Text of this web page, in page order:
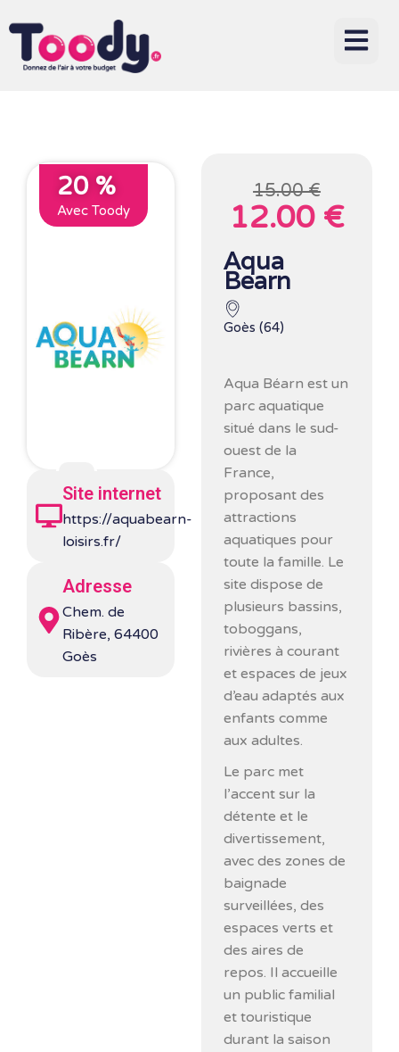
20 %
Avec Toody
Site internet
https://aquabearn-
loisirs.fr/
Adresse
Chem. de
Ribère, 64400
Goès
15.00 €
12.00 €
Aqua
Bearn
Goès (64)
Aqua Béarn est un
parc aquatique
situé dans le sud-
ouest de la
France,
proposant des
attractions
aquatiques pour
toute la famille. Le
site dispose de
plusieurs bassins,
toboggans,
rivières à courant
et espaces de jeux
d’eau adaptés aux
enfants comme
aux adultes.
Le parc met
l’accent sur la
détente et le
divertissement,
avec des zones de
baignade
surveillées, des
espaces verts et
des aires de
repos. Il accueille
un public familial
et touristique
durant la saison